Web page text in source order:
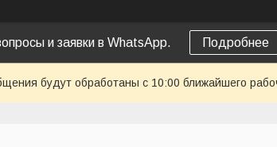
и заявки в WhatsApp. Подробнее
будут обработаны с 10:00 ближайшего